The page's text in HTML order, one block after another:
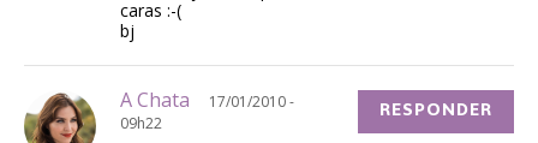
caras :-(
bj
A Chata
17/01/2010 -
09h22
RESPONDER